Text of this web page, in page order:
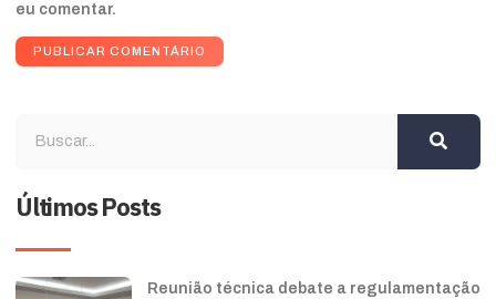
eu comentar.
Últimos Posts
Reunião técnica debate a regulamentação